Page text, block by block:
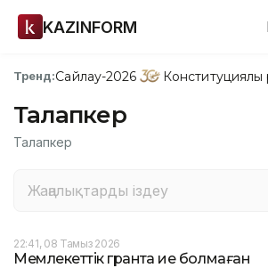
KAZINFORM
Тренд:Сайлау-2026
Талапкер
Талапкер
22:41, 08 Тамыз 2026
Мемлекеттік грантқа ие болмаған